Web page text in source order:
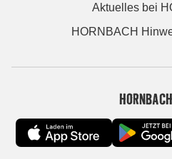
Aktuelles bei
HORNBACH